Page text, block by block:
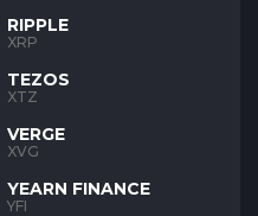
RIPPLE
XRP
TEZOS
XTZ
VERGE
XVG
YEARN FINANCE
YFI